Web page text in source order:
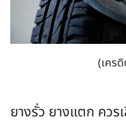
(เคร
ยางรั่ว ยางแตก ควร